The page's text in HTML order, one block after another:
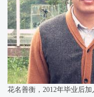
花名善衡，2012年毕业后